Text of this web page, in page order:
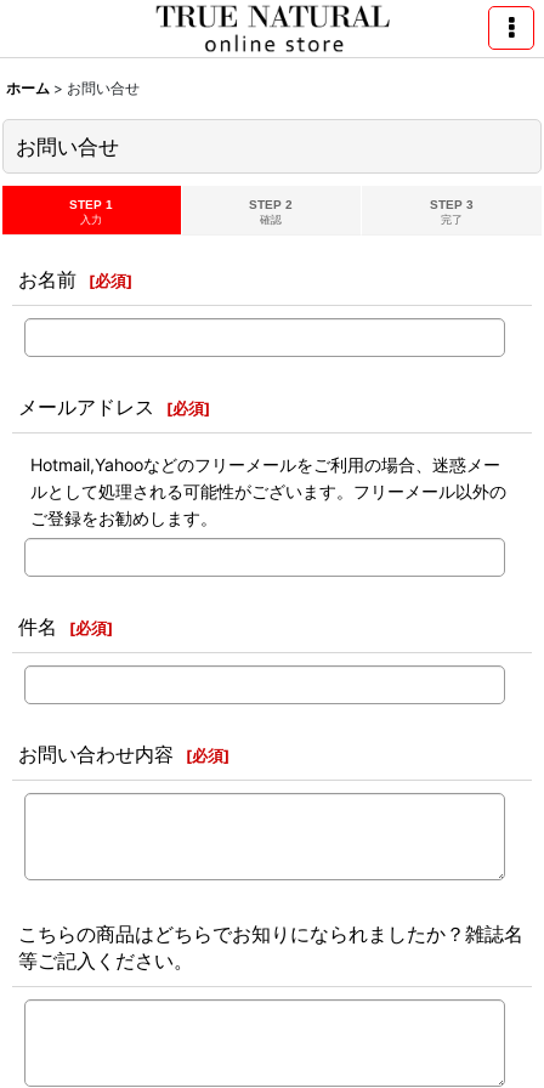
ホーム > お問い合せ
お問い合せ
STEP 1
入力
STEP 2
確認
STEP 3
完了
お名前 [必須]
メールアドレス [必須]
Hotmail,Yahooなどのフリーメールをご利用の場合、迷惑メー
ルとして処理される可能性がございます。フリーメール以外の
ご登録をお勧めします。
件名 [必須]
お問い合わせ内容 [必須]
こちらの商品はどちらでお知りになられましたか？雑誌名
等ご記入ください。